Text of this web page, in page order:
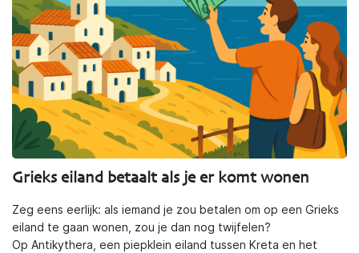
Grieks eiland betaalt als je er komt wonen
Zeg eens eerlijk: als iemand je zou betalen om op een Grieks
eiland te gaan wonen, zou je dan nog twijfelen?
Op Antikythera, een piepklein eiland tussen Kreta en het